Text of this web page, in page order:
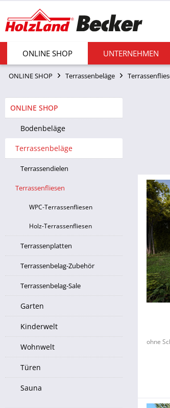
ONLINE SHOP UNTERNEHMEN
ONLINE SHOP Terrassenbeläge
ONLINE SHOP
Bodenbeläge
Terrassenbeläge
Terrassendielen
Terrassenfliesen
WPC-Terrassenfliesen
Holz-Terrassenfliesen
Terrassenplatten
Terrassenbelag-Zubehör
Terrassenbelag-Sale
Garten
Kinderwelt
Wohnwelt
Türen
Sauna
ohne